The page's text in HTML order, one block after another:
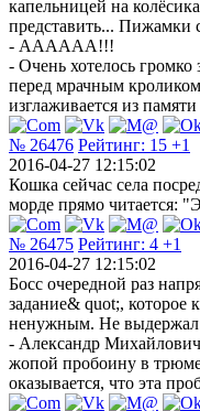
капельницей на
представить... Пижамки
- АААААА!!!
- Очень хотелось
перед мрачным кроликом
изглаживается из
№ 26476 Рейтинг: 15 +1
2016-04-27 12:15:02
Кошка сейчас села
морде прямо читается:
№ 26475 Рейтинг: 4 +1
2016-04-27 12:15:02
Босс очередной раз
задание& quot;, которое
ненужным. Не
- Александр
жопой пробоину в
оказывается, что эта